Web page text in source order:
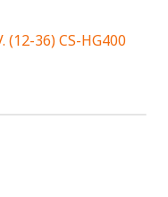
(12-36) CS-HG400